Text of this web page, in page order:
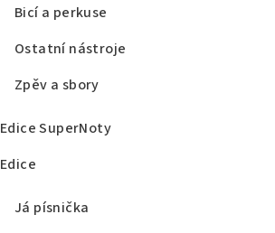
Bicí a perkuse
Ostatní nástroje
Zpěv a sbory
Edice SuperNoty
Edice
Já písnička